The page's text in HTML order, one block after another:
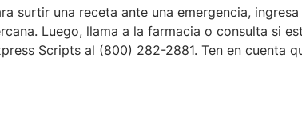
surtir una receta ante una emergencia, ingresa
Luego, llama a la farmacia o consulta si
Scripts al (800) 282-2881. Ten en cuenta